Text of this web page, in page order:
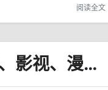
阅读全文
猫番阅读 v1.7.2 去广告精简版APP | 小说、影视、漫画三合一